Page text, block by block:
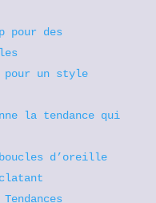
pour des
pour un style
la tendance qui
d’oreille